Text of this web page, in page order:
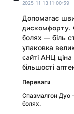
2025-11-13 11:00:59
Допомагає
дискомфорту.
болях — біль
упаковка
сайті АНЦ
більшості
Переваги
Спазмалгон Дуо
болях.